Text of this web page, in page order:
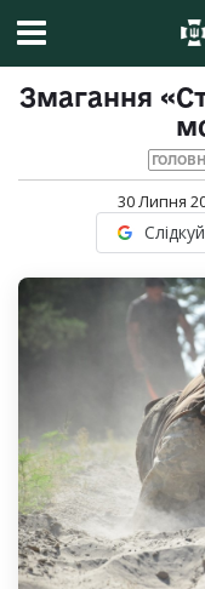
Змагання
30 Липня